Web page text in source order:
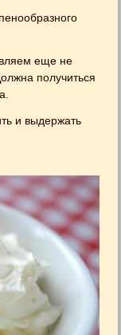
еще не
получиться
и выдержать